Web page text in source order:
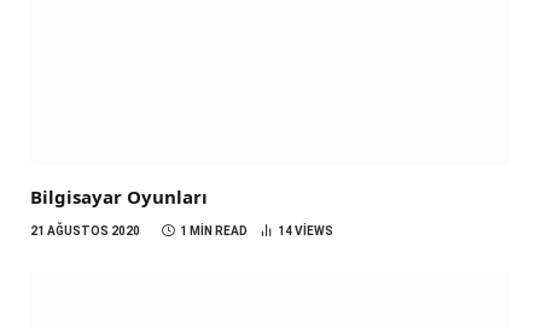
Bilgisayar Oyunları
21 AĞUSTOS 2020 1 MIN READ 14VIEWS